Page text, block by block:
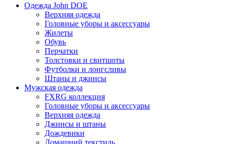
Одежда John DOE
Верхняя одежда
Головные уборы и аксессуары
Жилеты
Обувь
Перчатки
Толстовки и свитшоты
Футболки и лонгсливы
Штаны и джинсы
Мужская одежда
FXRG коллекция
Головные уборы и аксессуары
Верхняя одежда
Джинсы и штаны
Дождевики
Домашний текстиль